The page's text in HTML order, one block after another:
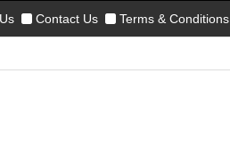
Contact Us Terms & Conditions